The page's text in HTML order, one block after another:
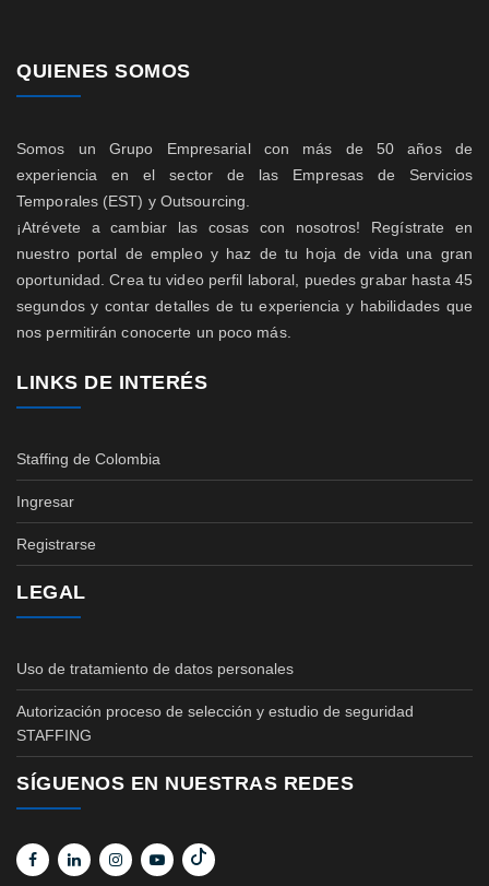
QUIENES SOMOS
Somos un Grupo Empresarial con más de 50 años de
experiencia en el sector de las Empresas de Servicios
Temporales (EST) y Outsourcing.
¡Atrévete a cambiar las cosas con nosotros! Regístrate en
nuestro portal de empleo y haz de tu hoja de vida una gran
oportunidad. Crea tu video perfil laboral, puedes grabar hasta 45
segundos y contar detalles de tu experiencia y habilidades que
nos permitirán conocerte un poco más.
LINKS DE INTERÉS
Staffing de Colombia
Ingresar
Registrarse
LEGAL
Uso de tratamiento de datos personales
Autorización proceso de selección y estudio de seguridad
STAFFING
SÍGUENOS EN NUESTRAS REDES